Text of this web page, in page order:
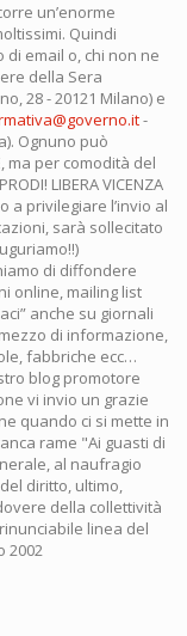
un’enorme
Quindi
email o, chi non ne
della Sera
28 - 20121 Milano) e
-
Ognuno può
ma per comodità del
LIBERA VICENZA
a privilegiare l’invio al
sarà sollecitato
di diffondere
online, mailing list
anche su giornali
di informazione,
fabbriche ecc…
blog promotore
vi invio un grazie
quando ci si mette in
rame "Ai guasti di
al naufragio
diritto, ultimo,
della collettività
linea del
2002